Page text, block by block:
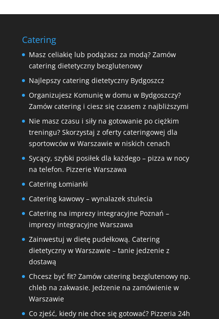
Catering
Masz celiakię lub podążasz za modą? Zamów
catering dietetyczny bezglutenowy
Najlepszy catering dietetyczny Bydgoszcz
Organizujesz Komunię w domu w Bydgoszczy?
Zamów catering i ciesz się czasem z najbliższymi
Nie masz czasu i siły na gotowanie po ciężkim
treningu? Skorzystaj z oferty cateringowej dla
sportowców w Warszawie w niskich cenach
Sycący, szybki posiłek dla każdego – pizza w nocy
na telefon. Pizzerie Warszawa
Catering Łomianki
Catering kawowy – wynalazek stulecia
Catering na imprezy integracyjne Poznań –
imprezy integracyjne Warszawa
Zainwestuj w dietę pudełkową. Catering
dietetyczny w Warszawie – tanie jedzenie z
dostawą
Chcesz być fit? Zamów catering bezglutenowy np.
chleb na zakwasie. Jedzenie na zamówienie w
Warszawie
Co zjeść, kiedy nie chce się gotować? Pizzeria 24h